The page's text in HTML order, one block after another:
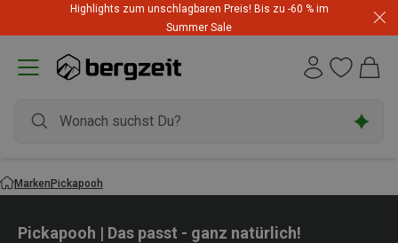
Highlights zum unschlagbaren Preis! Bis zu -60 % im
Summer Sale
MarkenPickapooh
Pickapooh | Das passt - ganz natürlich!